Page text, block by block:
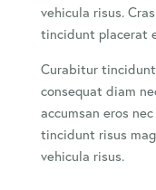
vehicula risus.
tincidunt placerat
Curabitur
consequat diam
accumsan eros
tincidunt risus
vehicula risus.